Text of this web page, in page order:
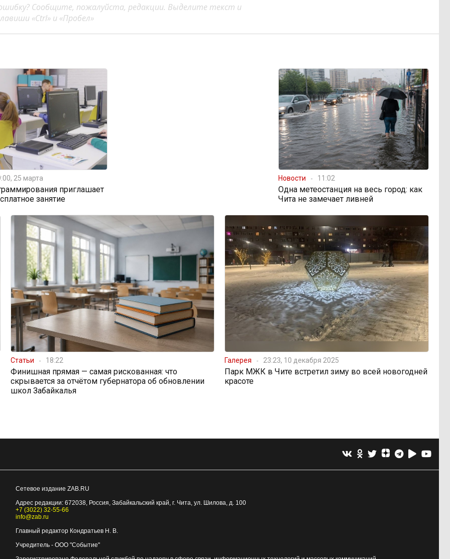
Сообщите, пожалуйста, редакции. Выделите текст и
«Ctrl» и «Пробел»
25 марта
приглашает
занятие
Новости 11:02
Одна метеостанция на весь город: как
Чита не замечает ливней
Статьи 18:22
Финишная прямая — самая рискованная: что
скрывается за отчётом губернатора об обновлении
школ Забайкалья
Галерея 23:23, 10 декабря 2025
Парк МЖК в Чите встретил зиму во всей новогодней
красоте
Сетевое издание ZAB.RU
Адрес редакции: 672038, Россия, Забайкальский край, г. Чита, ул. Шилова, д. 100
+7 (3022) 32-55-66
info@zab.ru
Главный редактор Кондратьев Н. В.
Учредитель - ООО "Событие"